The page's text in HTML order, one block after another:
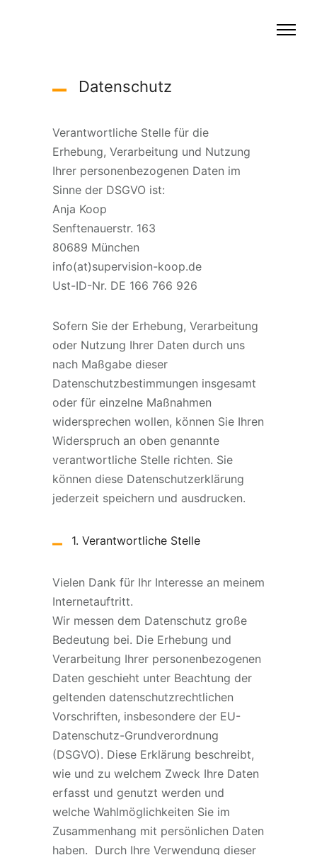
Datenschutz
Verantwortliche Stelle für die
Erhebung, Verarbeitung und Nutzung
Ihrer personenbezogenen Daten im
Sinne der DSGVO ist:
Anja Koop
Senftenauerstr. 163
80689 München
info(at)supervision-koop.de
Ust-ID-Nr. DE 166 766 926
Sofern Sie der Erhebung, Verarbeitung
oder Nutzung Ihrer Daten durch uns
nach Maßgabe dieser
Datenschutzbestimmungen insgesamt
oder für einzelne Maßnahmen
widersprechen wollen, können Sie Ihren
Widerspruch an oben genannte
verantwortliche Stelle richten. Sie
können diese Datenschutzerklärung
jederzeit speichern und ausdrucken.
1. Verantwortliche Stelle
Vielen Dank für Ihr Interesse an meinem
Internetauftritt.
Wir messen dem Datenschutz große
Bedeutung bei. Die Erhebung und
Verarbeitung Ihrer personenbezogenen
Daten geschieht unter Beachtung der
geltenden datenschutzrechtlichen
Vorschriften, insbesondere der EU-
Datenschutz-Grundverordnung
(DSGVO). Diese Erklärung beschreibt,
wie und zu welchem Zweck Ihre Daten
erfasst und genutzt werden und
welche Wahlmöglichkeiten Sie im
Zusammenhang mit persönlichen Daten
haben. Durch Ihre Verwendung dieser